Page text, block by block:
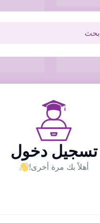
تسجيل دخول
أهلاً بك مرة أخرى!